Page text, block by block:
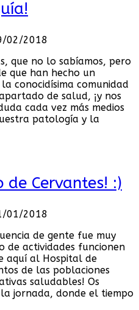
02/2018
que no lo sabíamos, pero
que han hecho un
conocidísima comunidad
de salud, ¡y nos
cada vez más medios
patología y la
de Cervantes! :)
01/2018
de gente fue muy
de actividades funcionen
aquí al Hospital de
de las poblaciones
saludables! Os
jornada, donde el tiempo